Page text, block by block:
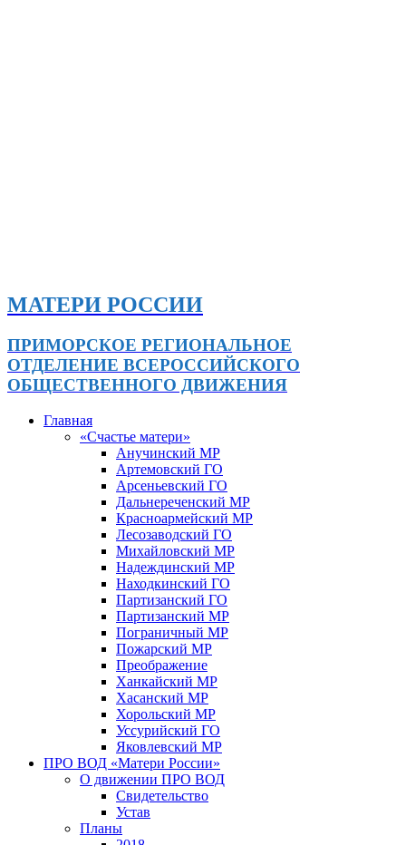
МАТЕРИ РОССИИ
ПРИМОРСКОЕ РЕГИОНАЛЬНОЕ
ОТДЕЛЕНИЕ ВСЕРОССИЙСКОГО
ОБЩЕСТВЕННОГО ДВИЖЕНИЯ
Главная
«Счастье матери»
Анучинский МР
Артемовский ГО
Арсеньевский ГО
Дальнереченский МР
Красноармейский МР
Лесозаводский ГО
Михайловский МР
Надеждинский МР
Находкинский ГО
Партизанский ГО
Партизанский МР
Пограничный МР
Пожарский МР
Преображение
Ханкайский МР
Хасанский МР
Хорольский МР
Уссурийский ГО
Яковлевский МР
ПРО ВОД «Матери России»
О движении ПРО ВОД
Свидетельство
Устав
Планы